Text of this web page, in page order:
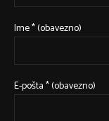
Ime* (obavezno)
E-pošta* (obavezno)